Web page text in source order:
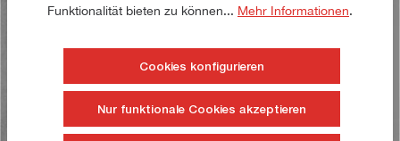
bearbeiten, um sie bestmöglich zu beantworten. Dem
Lieferscheine zum Kommissionieren und die
Reservierungsscheine für Maschinenbestellungen,
sodass auch hier ein kontinuierlicher Austausch besteht.
Und die Kollegen aus dem Team E-Commerce und
Marketing kommen bei Bestellungen unserer Werbe-
Funktionalität bieten zu können... Mehr Informationen.
Cookies konfigurieren
Nur funktionale Cookies akzeptieren